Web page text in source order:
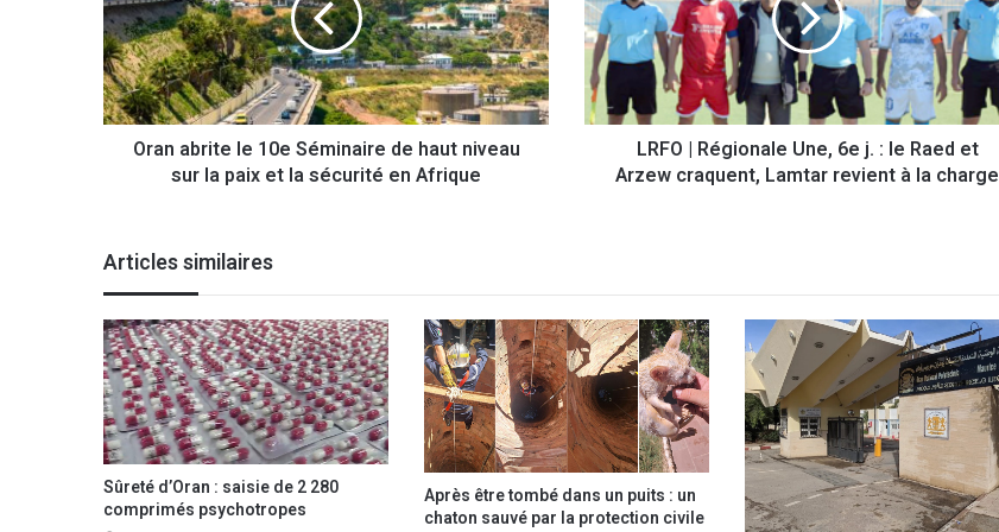
a
b
r
i
t
e
S
é
m
i
n
a
i
r
e
d
Oran abrite le 10e Séminaire de haut niveau
sur la paix et la sécurité en Afrique
|
R
é
g
i
n
e
,
6
e
j
.
:
l
e
LRFO | Régionale Une, 6e j. : le Raed et
Arzew craquent, Lamtar revient à la charge
Articles similaires
Sûreté d’Oran : saisie de 2 280
comprimés psychotropes
Après être tombé dans un puits : un
chaton sauvé par la protection civile